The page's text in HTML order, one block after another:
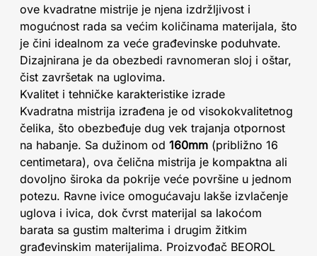
ove kvadratne mistrije je njena izdržljivost i
mogućnost rada sa većim količinama materijala, što
je čini idealnom za veće građevinske poduhvate.
Dizajnirana je da obezbedi ravnomeran sloj i oštar,
čist završetak na uglovima.
Kvalitet i tehničke karakteristike izrade
Kvadratna mistrija izrađena je od visokokvalitetnog
čelika, što obezbeđuje dug vek trajanja otpornost
na habanje. Sa dužinom od 160mm (približno 16
centimetara), ova čelična mistrija je kompaktna ali
dovoljno široka da pokrije veće površine u jednom
potezu. Ravne ivice omogućavaju lakše izvlačenje
uglova i ivica, dok čvrst materijal sa lakoćom
barata sa gustim malterima i drugim žitkim
građevinskim materijalima. Proizvođač BEOROL